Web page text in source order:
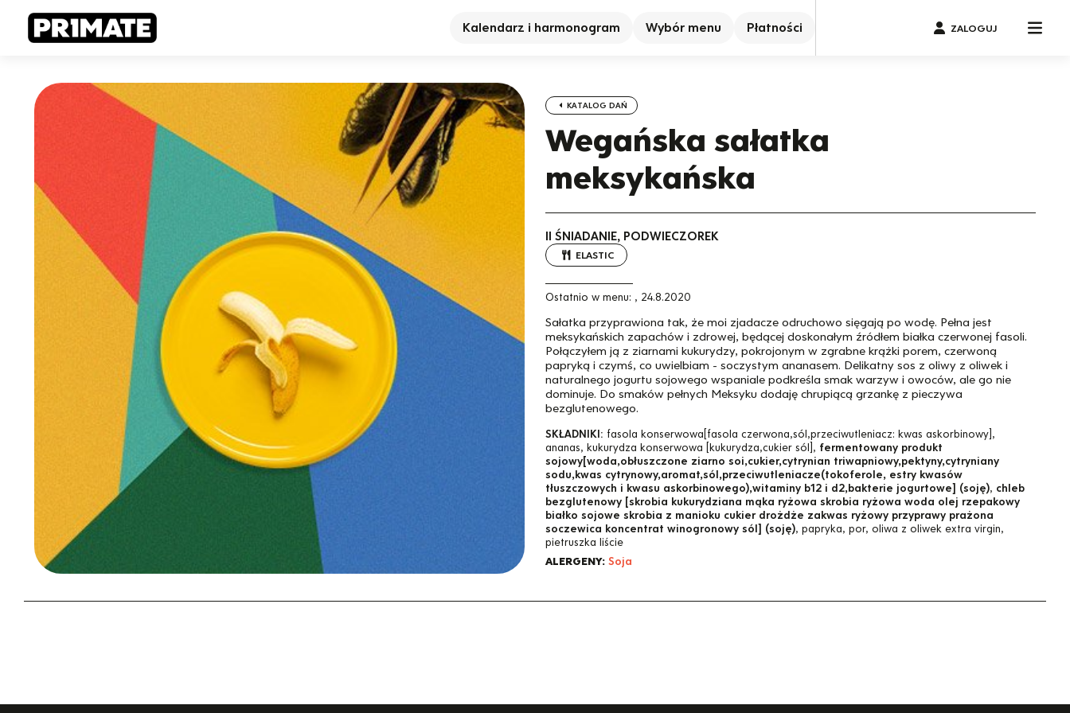
Kalendarz i harmonogram Wybór menu Płatności ZALOGUJ
KATALOG DAŃ
Wegańska sałatka
meksykańska
II ŚNIADANIE, PODWIECZOREK
ELASTIC
Ostatnio w menu: , 24.8.2020
Sałatka przyprawiona tak, że moi zjadacze odruchowo sięgają po wodę. Pełna jest
meksykańskich zapachów i zdrowej, będącej doskonałym źródłem białka czerwonej fasoli.
Połączyłem ją z ziarnami kukurydzy, pokrojonym w zgrabne krążki porem, czerwoną
papryką i czymś, co uwielbiam - soczystym ananasem. Delikatny sos z oliwy z oliwek i
naturalnego jogurtu sojowego wspaniale podkreśla smak warzyw i owoców, ale go nie
dominuje. Do smaków pełnych Meksyku dodaję chrupiącą grzankę z pieczywa
bezglutenowego.
SKŁADNIKI: fasola konserwowa[fasola czerwona,sól,przeciwutleniacz: kwas askorbinowy],
ananas, kukurydza konserwowa [kukurydza,cukier sól], fermentowany produkt
sojowy[woda,obłuszczone ziarno soi,cukier,cytrynian triwapniowy,pektyny,cytryniany
sodu,kwas cytrynowy,aromat,sól,przeciwutleniacze(tokoferole, estry kwasów
tłuszczowych i kwasu askorbinowego),witaminy b12 i d2,bakterie jogurtowe] (soję), chleb
bezglutenowy [skrobia kukurydziana mąka ryżowa skrobia ryżowa woda olej rzepakowy
białko sojowe skrobia z manioku cukier drożdże zakwas ryżowy przyprawy prażona
soczewica koncentrat winogronowy sól] (soję), papryka, por, oliwa z oliwek extra virgin,
pietruszka liście
ALERGENY: Soja